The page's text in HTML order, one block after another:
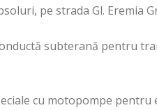
pe strada Gl. Eremia
subterană pentru
cu motopompe